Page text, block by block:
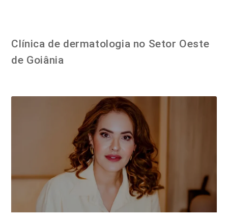
Clínica de dermatologia no Setor Oeste
de Goiânia